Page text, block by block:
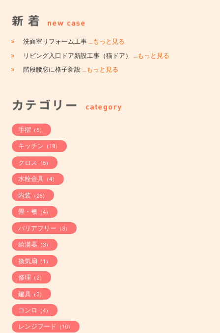
» 洗面室リフォーム工事 …もっと見る
» リビング入口ドア新設工事（猫ドア） …もっと見る
» 階段腰窓に格子新設 …もっと見る
手摺（5）
キッチン （18）
クロス （5）
水栓金具（4）
内装 （26）
畳・襖 （4）
バリアフリー （3）
給湯器 （3）
換気扇 （1）
修理 （2）
建具（3）
コンロ （4）
レンジフード （10）